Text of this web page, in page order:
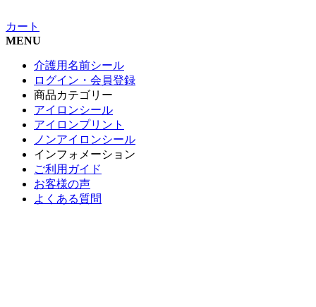
カート
MENU
介護用名前シール
ログイン・会員登録
商品カテゴリー
アイロンシール
アイロンプリント
ノンアイロンシール
インフォメーション
ご利用ガイド
お客様の声
よくある質問